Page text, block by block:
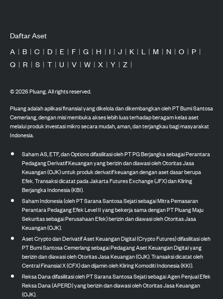
Daftar Aset
A | B | C | D | E | F | G | H | I | J | K | L | M | N | O | P |
Q | R | S | T | U | V | W | X | Y | Z |
©2026Pluang. All rights reserved.
Pluang adalah aplikasi finansial yang dikelola dan dikembangkan oleh PT Bumi Santosa
Cemerlang, dengan misi membuka akses lebih luas terhadap beragam kelas aset
melalui produk investasi mikro secara mudah, aman, dan terjangkau bagi masyarakat
Indonesia.
Saham AS, ETF, dan Options difasilitasi oleh PT PG Berjangka sebagai Perantara
Pedagang Derivatif Keuangan yang berizin dan diawasi oleh Otoritas Jasa
Keuangan (OJK) untuk produk derivatif keuangan dengan aset dasar berupa
Efek. Transaksi dicatat pada Jakarta Futures Exchange (JFX) dan Kliring
Berjangka Indonesia (KBI).
Saham Indonesia (oleh PT Sarana Santosa Sejati sebagai Mitra Pemasaran
Perantara Pedagang Efek Level II yang bekerja sama dengan PT Pluang Maju
Sekuritas sebagai Perusahaan Efek) berizin dan diawasi oleh Otoritas Jasa
Keuangan (OJK).
Aset Crypto dan Derivatif Aset Keuangan Digital (Crypto Futures) difasilitasi oleh
PT Bumi Santosa Cemerlang sebagai Pedagang Aset Keuangan Digital yang
berizin dan diawasi oleh Otoritas Jasa Keuangan (OJK). Transaksi dicatat oleh
Central Finansial X (CFX) dan dijamin oleh Kliring Komoditi Indonesia (KKI).
Reksa Dana difasilitasi oleh PT Sarana Santosa Sejati sebagai Agen Penjual Efek
Reksa Dana (APERD) yang berizin dan diawasi oleh Otoritas Jasa Keuangan
(OJK).